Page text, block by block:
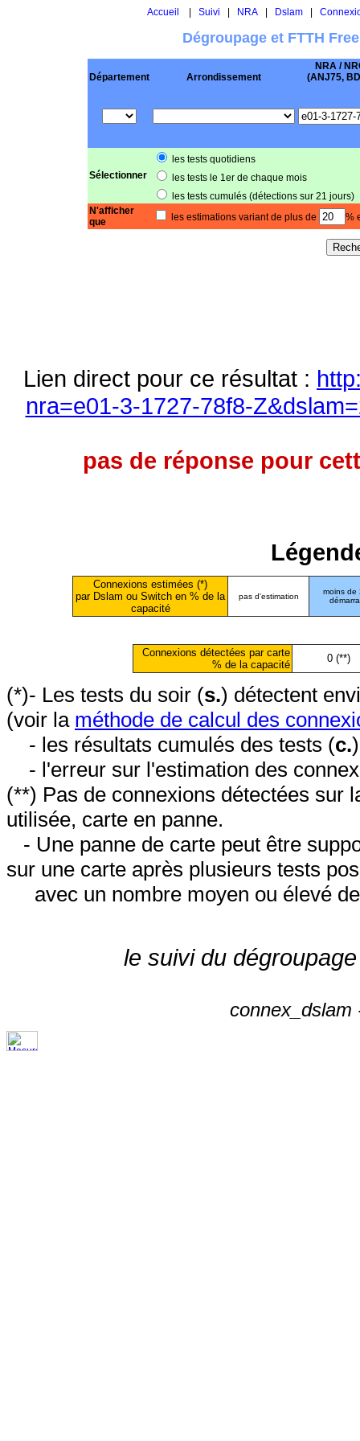
Accueil Suivi NRA| Dslam|
Dégroupage et FTTH
Département Arrondissement
NRA /
(ANJ75,
Sélectionner
les tests quotidiens
les tests le 1er de chaque mois
les tests cumulés (détections sur 21 jours)
N'afficher
que
les estimations variant de plus de %
Lien direct pour ce résultat :
nra=e01-3-1727-78f8-
pas de réponse pour
Connexions estimées (*)
par Dslam ou Switch en % de la
capacité
pas d'estimation
moins de
Connexions détectées par carte
% de la capacité
0 (**)
(*)- Les tests du soir (s.) détectent
(voir la méthode de calcul des
- les résultats cumulés des tests (c.
- l'erreur sur l'estimation des
(**) Pas de connexions détectées sur
utilisée, carte en panne.
- Une panne de carte peut être
sur une carte après plusieurs tests
avec un nombre moyen ou élevé
le suivi du
connex_dslam